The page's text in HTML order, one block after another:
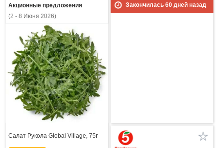
Закончилась 60дней назад
Акционные предложения
(2 - 8 Июня 2026)
Салат Рукола Global Village, 75г